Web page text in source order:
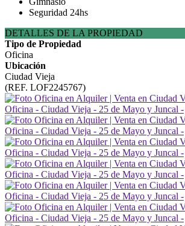
Seguridad 24hs
DETALLES DE LA PROPIEDAD
Tipo de Propiedad
Oficina
Ubicación
Ciudad Vieja
(REF. LOF2245767)